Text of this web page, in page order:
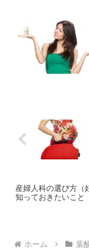
産婦人科の選び方（
知っておきたいこと
ホーム 葉